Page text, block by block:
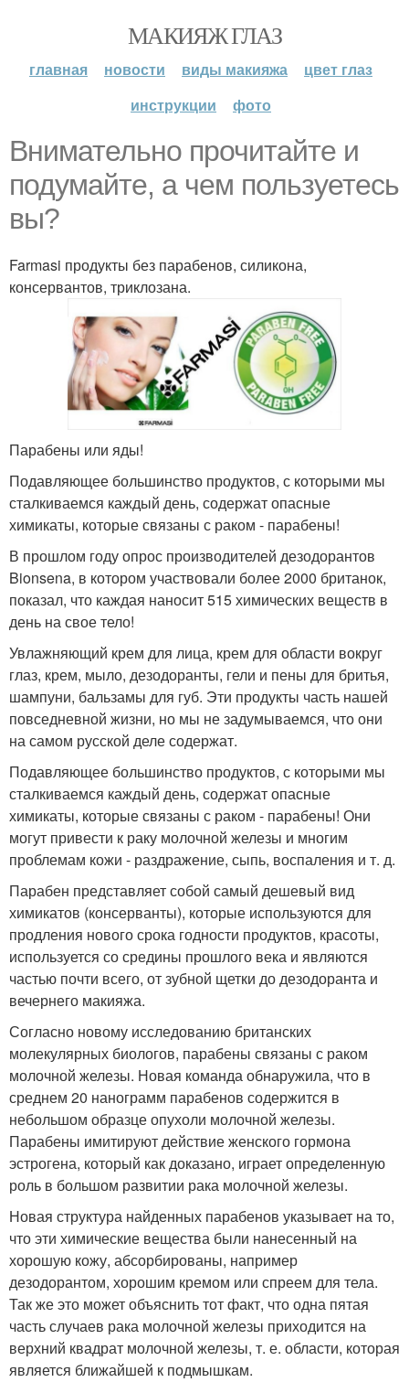
МАКИЯЖ ГЛАЗ
главная новости виды макияжа
цвет глаз
инструкции
фото
Внимательно прочитайте и
подумайте, а чем пользуетесь
вы?
Farmasi продукты без парабенов, силикона,
консервантов, триклозана.
Парабены или яды!
Подавляющее большинство продуктов, с которыми мы
сталкиваемся каждый день, содержат опасные
химикаты, которые связаны с раком - парабены!
В прошлом году опрос производителей дезодорантов
Bionsena, в котором участвовали более 2000 британок,
показал, что каждая наносит 515 химических веществ в
день на свое тело!
Увлажняющий крем для лица, крем для области вокруг
глаз, крем, мыло, дезодоранты, гели и пены для бритья,
шампуни, бальзамы для губ. Эти продукты часть нашей
повседневной жизни, но мы не задумываемся, что они
на самом русской деле содержат.
Подавляющее большинство продуктов, с которыми мы
сталкиваемся каждый день, содержат опасные
химикаты, которые связаны с раком - парабены! Они
могут привести к раку молочной железы и многим
проблемам кожи - раздражение, сыпь, воспаления и т. д.
Парабен представляет собой самый дешевый вид
химикатов (консерванты), которые используются для
продления нового срока годности продуктов, красоты,
используется со средины прошлого века и являются
частью почти всего, от зубной щетки до дезодоранта и
вечернего макияжа.
Согласно новому исследованию британских
молекулярных биологов, парабены связаны с раком
молочной железы. Новая команда обнаружила, что в
среднем 20 нанограмм парабенов содержится в
небольшом образце опухоли молочной железы.
Парабены имитируют действие женского гормона
эстрогена, который как доказано, играет определенную
роль в большом развитии рака молочной железы.
Новая структура найденных парабенов указывает на то,
что эти химические вещества были нанесенный на
хорошую кожу, абсорбированы, например
дезодорантом, хорошим кремом или спреем для тела.
Так же это может объяснить тот факт, что одна пятая
часть случаев рака молочной железы приходится на
верхний квадрат молочной железы, т. е. области, которая
является ближайшей к подмышкам.